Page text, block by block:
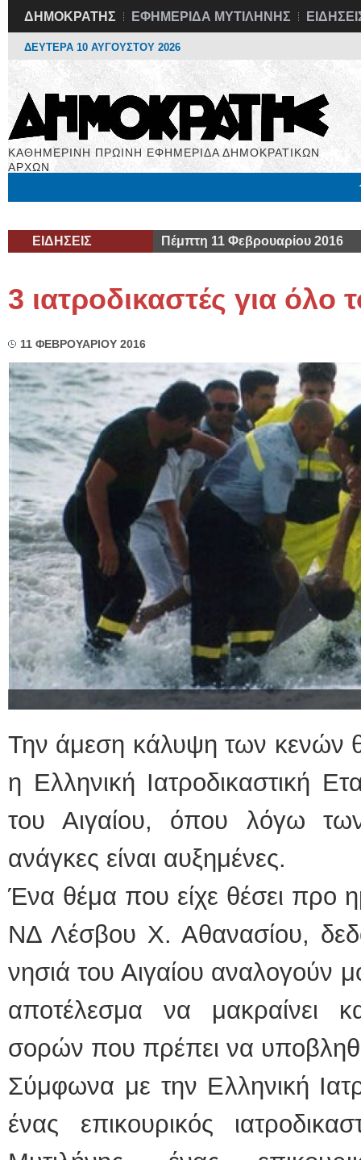
ΔΗΜΟΚΡΑΤΗΣ ΕΦΗΜΕΡΙΔΑ ΜΥΤΙΛΗΝΗΣ
ΔΕΥΤΕΡΑ 10 ΑΥΓΟΥΣΤΟΥ 2026
ΚΑΘΗΜΕΡΙΝΗ ΠΡΩΙΝΗ ΕΦΗΜΕΡΙΔΑ ΔΗΜΟΚΡΑΤΙΚΩΝ
ΑΡΧΩΝ
ΕΙΔΗΣΕΙΣ Πέμπτη 11 Φεβρουαρίου 2016
3 ιατροδικαστές για όλο
11 ΦΕΒΡΟΥΑΡΙΟΥ 2016
Την άμεση κάλυψη των κενών
η Ελληνική Ιατροδικαστική
του Αιγαίου, όπου λόγω
ανάγκες είναι αυξημένες.
Ένα θέμα που είχε θέσει προ
ΝΔ Λέσβου Χ. Αθανασίου,
νησιά του Αιγαίου αναλογούν
αποτέλεσμα να μακραίνει
σορών που πρέπει να
Σύμφωνα με την Ελληνική
ένας επικουρικός